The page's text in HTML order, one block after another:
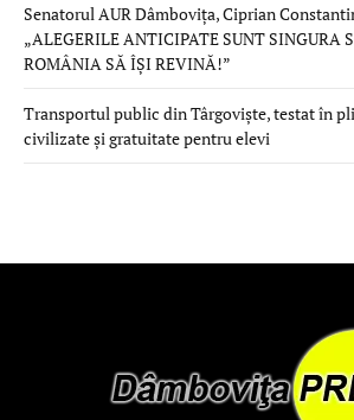
Senatorul AUR Dâmbovița, Ciprian
„ALEGERILE ANTICIPATE SUNT SINGURA
ROMÂNIA SĂ ÎȘI REVINĂ!”
Transportul public din Târgoviște, testat în
civilizate și gratuitate pentru elevi